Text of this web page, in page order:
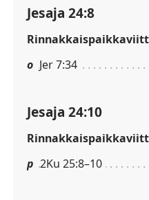
Jesaja 24:8
o Jer 7:34
Jesaja 24:10
p 2Ku 25:8–10